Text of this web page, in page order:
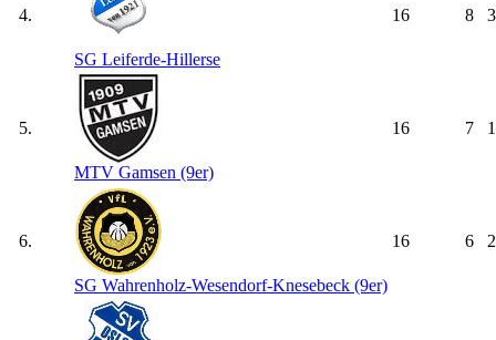
4.
SG Leiferde-Hillerse
16 8 3
5.
MTV Gamsen (9er)
16 7 1
6.
SG Wahrenholz-Wesendorf-Knesebeck (9er)
16 6 2